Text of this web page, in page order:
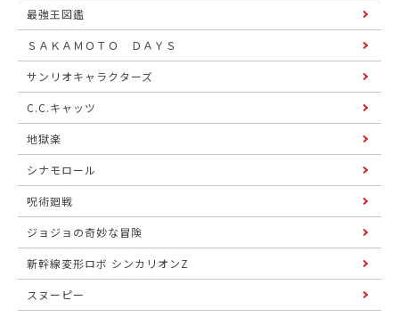
最強王図鑑
ＳＡＫＡＭＯＴＯ ＤＡＹＳ
サンリオキャラクターズ
C.C.キャッツ
地獄楽
シナモロール
呪術廻戦
ジョジョの奇妙な冒険
新幹線変形ロボ シンカリオンZ
スヌーピー